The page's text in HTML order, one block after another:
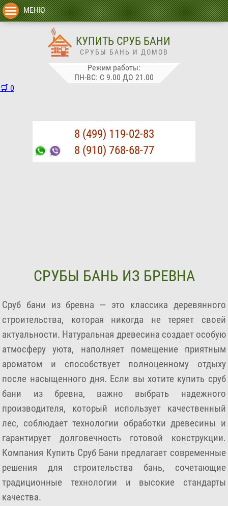
8 (499) 119-02-83
8 (910) 768-68-77
МЕНЮ
КУПИТЬ СРУБ БАНИ
СРУБЫ БАНЬ И ДОМОВ
Режим работы:
ПН-ВС: С 9.00 ДО 21.00
🛒 0
СРУБЫ БАНЬ ИЗ БРЕВНА
Сруб бани из бревна — это классика деревянного
строительства, которая никогда не теряет своей
актуальности. Натуральная древесина создает особую
атмосферу уюта, наполняет помещение приятным
ароматом и способствует полноценному отдыху
после насыщенного дня. Если вы хотите купить сруб
бани из бревна, важно выбрать надежного
производителя, который использует качественный
лес, соблюдает технологии обработки древесины и
гарантирует долговечность готовой конструкции.
Компания Купить Сруб Бани предлагает современные
решения для строительства бань, сочетающие
традиционные технологии и высокие стандарты
качества.